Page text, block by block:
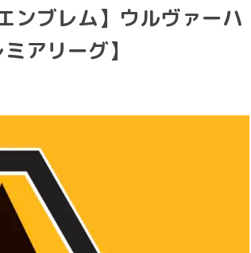
ンブレム】ウルヴァーハ
アリーグ】